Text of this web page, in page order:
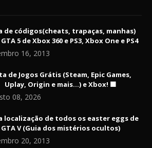
de códigos(cheats, trapaças, manhas)
5 de Xbox 360 e PS3, Xbox One e PS4
16, 2013
de Jogos Grátis (Steam, Epic Games,
Uplay, Origin e mais...) e Xbox! 🟩
08, 2026
localização de todos os easter eggs de
GTA V (Guia dos mistérios ocultos)
20, 2013